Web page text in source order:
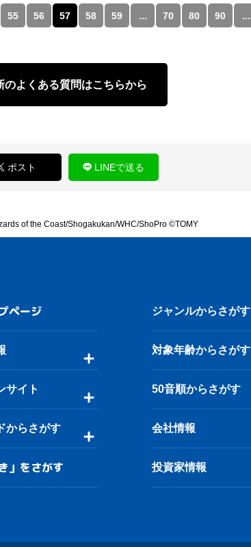
55 56 57 58 59 ... 70 80 90 ...
のよくある質問はこちらから
ポスト LINEで送る
of the Coast/Shogakukan/WHC/ShoPro ©TOMY
ページ
サイト
からさがす
」をさがす
ジャンルからさがす
対象年齢からさがす
50音順からさがす
会社情報
投資家情報